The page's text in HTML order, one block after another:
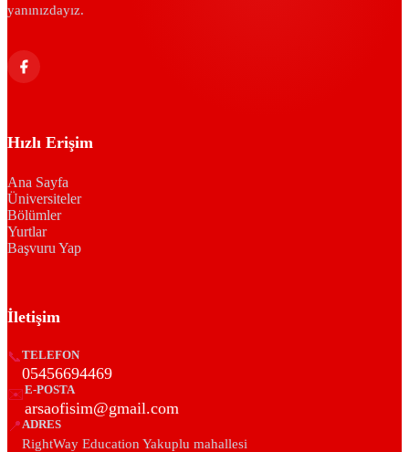
yanınızdayız.
Hızlı Erişim
Ana Sayfa
Üniversiteler
Bölümler
Yurtlar
Başvuru Yap
İletişim
📞TELEFON
05456694469
✉️E-POSTA
arsaofisim@gmail.com
📍 ADRES
RightWay Education Yakuplu mahallesi